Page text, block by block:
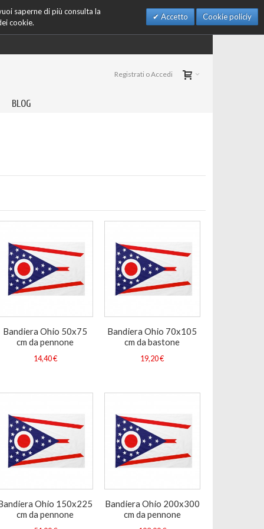
saperne di più consulta la
cookie.
Accetto Cookie policiy
Registrati o Accedi
BLOG
Bandiera Ohio 50x75
cm da pennone
14,40 €
Bandiera Ohio 70x105
cm da bastone
19,20 €
Ohio 150x225
cm da pennone
Bandiera Ohio 200x300
cm da pennone